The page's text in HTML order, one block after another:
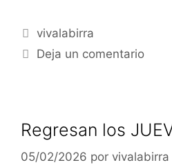
Categorías
vivalabirra
Deja un comentario
Regresan los
05/02/2026 por vivalabirra